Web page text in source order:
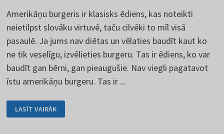
Amerikāņu burgeris ir klasisks ēdiens, kas noteikti
neietilpst slovāku virtuvē, taču cilvēki to mīl visā
pasaulē. Ja jums nav diētas un vēlaties baudīt kaut ko
ne tik veselīgu, izvēlieties burgeru. Tas ir ēdiens, ko var
baudīt gan bērni, gan pieaugušie. Nav viegli pagatavot
īstu amerikāņu burgeru. Tas ir ...
AMERIKĀŅU
BURGERI
UN
LASĪT VAIRĀK